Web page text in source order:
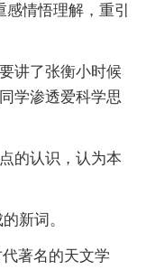
情悟理解，重引
讲了张衡小时候
学渗透爱科学思
的认识，认为本
新词。
著名的天文学